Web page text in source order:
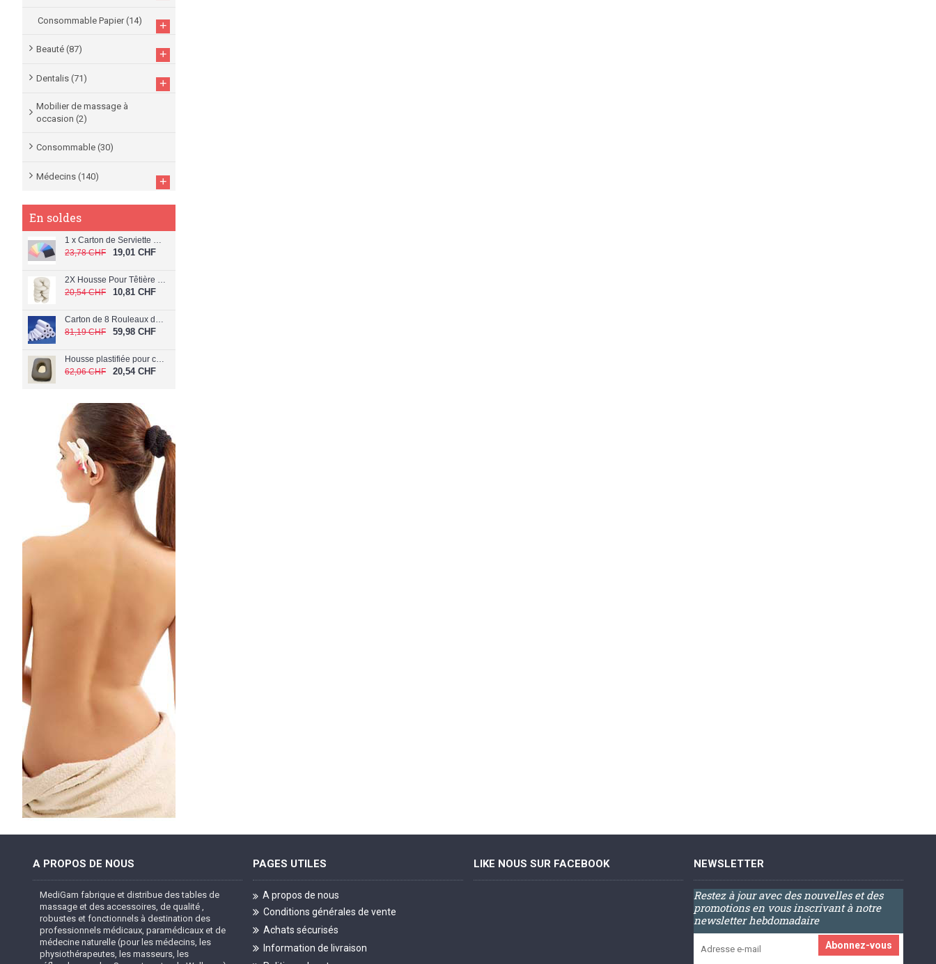
Consommable Papier(14) +
Beauté (87) +
Dentalis (71) +
Mobilier de massage à
occasion (2)
Consommable (30)
Médecins (140) +
En soldes
1 x Carton de Serviette Patient Dentaire
23,78 CHF
19,01 CHF
2X Housse Pour Têtière de Table de Massage C-064
20,54 CHF
10,81 CHF
Carton de 8 Rouleaux de papier Extra Doux 60 cm (Largeur 60 cm)
81,19 CHF
59,98 CHF
Housse plastifiée pour coussin de visage C-040/PL
62,06 CHF
20,54 CHF
A PROPOS DE NOUS
MediGam fabrique et distribue des tables de
massage et des accessoires, de qualité ,
robustes et fonctionnels à destination des
professionnels médicaux, paramédicaux et de
médecine naturelle (pour les médecins, les
physiothérapeutes, les masseurs, les
PAGES UTILES
A propos de nous
Conditions générales de vente
Achats sécurisés
Information de livraison
LIKE NOUS SUR FACEBOOK NEWSLETTER
Restez à jour avec des nouvelles et des
promotions en vous inscrivant à notre
newsletter hebdomadaire
Abonnez-vous